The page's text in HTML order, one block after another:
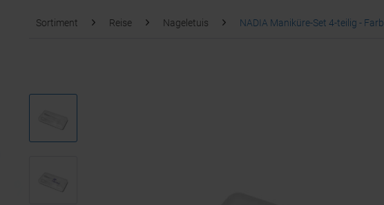
Sortiment Reise Nageletuis NADIA Maniküre-Set 4-teilig -